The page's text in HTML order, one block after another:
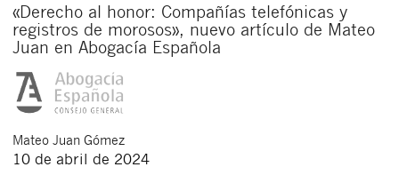
«Derecho al honor: Compañías telefónicas y
registros de morosos», nuevo artículo de Mateo
Juan en Abogacía Española
Mateo Juan Gómez
10 de abril de 2024